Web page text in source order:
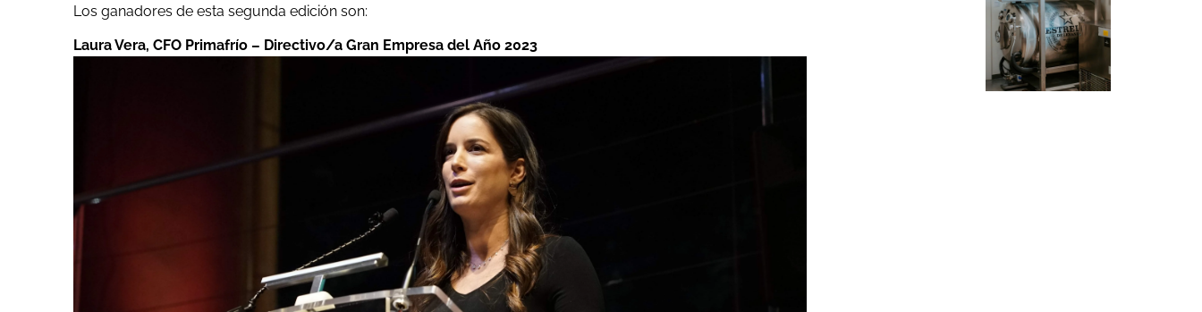
Los ganadores de esta segunda edición son:
Laura Vera, CFO Primafrío – Directivo/a Gran Empresa del Año 2023